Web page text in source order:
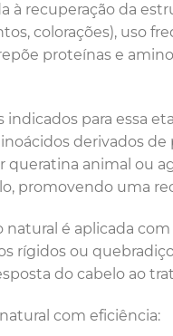
à recuperação da
colorações), uso
proteínas e
indicados para essa
derivados
animal ou
promovendo uma
natural é aplicada
rígidos ou
do cabelo ao
com eficiência: